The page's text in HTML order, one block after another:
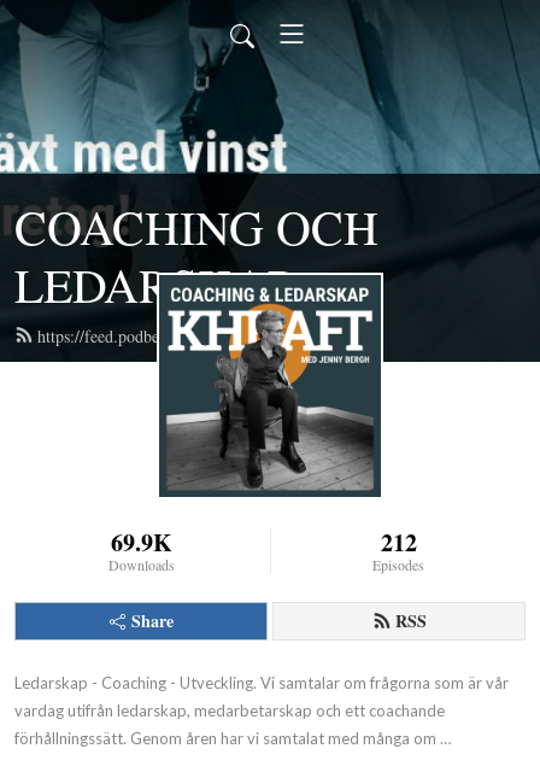
COACHING OCH
LEDARSKAP
https://feed.podbean.com/khraft/feed.xml
69.9K
Downloads
212
Episodes
Share RSS
Ledarskap - Coaching - Utveckling. Vi samtalar om frågorna som är vår
vardag utifrån ledarskap, medarbetarskap och ett coachande
förhållningssätt. Genom åren har vi samtalat med många om